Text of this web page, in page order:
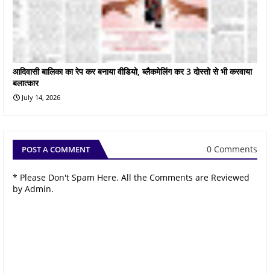
आदिवासी बालिका का रेप कर बनाया वीडियो, ब्लैकमेलिंग कर 3 दोस्तो से भी करवाया
बलात्कार
July 14, 2026
POST A COMMENT 0 Comments
* Please Don't Spam Here. All the Comments are Reviewed
by Admin.